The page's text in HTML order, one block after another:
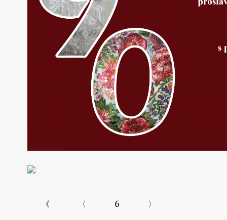
《 〈 6 〉